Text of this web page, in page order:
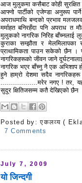
आज मुलुकमा कसैबाट कोही सुरक्षित
आफ्नो पार्टीको एजेण्डा अनुरूप
अपराधमाथि बन्दको प्रभाव
मर्माहत बनिरहँदा पनि अपराध
मुलुकको नागरिक निरिह बाँच्नलाई
कुराका सम्झौता र मेलमिलापका
प्राथामिकता पाउन सकेको छैन ।
नागरिकहरूको जीवन जाने
नागरिक भएर बाँच्नु नै एक अभिशाप
हुने हाम्रो देशमा सदैव
...................मरेर नगए ! तर,
सुदूर क्षितिजसम्म कतै देखिएको छैन
Posted by:एकलव्य (
7 Comments
July 7, 2009
यो जिन्दगी